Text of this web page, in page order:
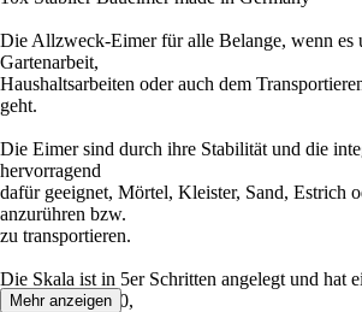
Die Allzweck-Eimer für alle Belange, wenn es
Gartenarbeit,
Haushaltsarbeiten oder auch dem
geht.
Die Eimer sind durch ihre Stabilität und die
hervorragend
dafür geeignet, Mörtel, Kleister, Sand, Estrich
anzurühren bzw.
zu transportieren.
Die Skala ist in 5er Schritten angelegt und hat
den Zahlen 5, 10,
Mehr anzeigen